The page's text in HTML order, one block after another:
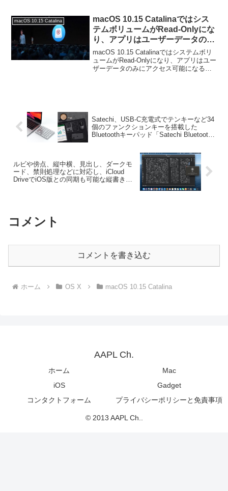
macOS 10.15 Catalina
macOS 10.15 Catalinaではシス
テムボリュームがRead-Onlyにな
り、アプリはユーザーデータのみ
にアクセス可能に。
macOS 10.15 Catalinaではシステムボリ
ュームがRead-Onlyになり、アプリはユー
ザーデータのみにアクセス可能になるそ
Satechi、USB-C充電式でテンキーなど34
個のファンクションキーを搭載した
Bluetoothキーパッド「Satechi Bluetooth
ルビや傍点、縦中横、見出し、ダークモ
ード、禁則処理などに対応し、iCloud
DriveでiOS版との同期も可能な縦書きエ
コメント
コメントを書き込む
ホーム OS X macOS 10.15 Catalina
AAPL Ch.
ホーム
Mac
iOS
Gadget
コンタクトフォーム
プライバシーポリシーと免責事項
© 2013 AAPL Ch..